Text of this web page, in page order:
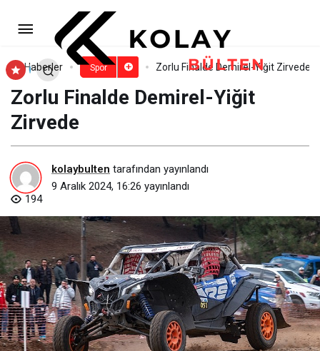
Haberler Spor Zorlu Finalde Demirel-Yiğit Zirvede
Zorlu Finalde Demirel-Yiğit
Zirvede
kolaybulten tarafından yayınlandı
9 Aralık 2024, 16:26 yayınlandı
194
2024 Drift Şampiyonu Berfu
TutumluYorum Yap Paylaş